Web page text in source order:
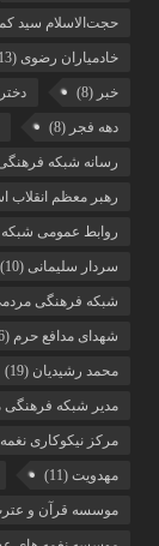
حجت‌الاسلام سید
خادمیاران رضوی (13)
خبر (8)
دهه فجر (8)
رسانه شبکه
رهبر معظم انقلاب
روابط عمومی
سردار سلیمانی (10)
شبکه فرهنگی
شهدای مدافع حرم (6)
محمد رشیدیان (19)
مدیر شبکه
مرکز نیکوکاری
مهدویت (11)
موسسه قرآن و